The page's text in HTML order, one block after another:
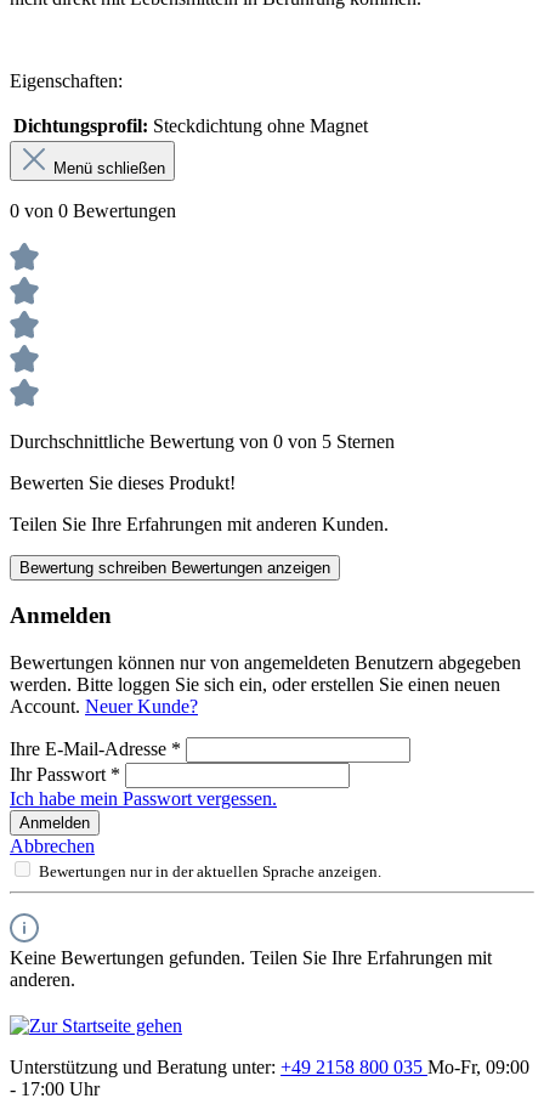
Eigenschaften:
Dichtungsprofil: Steckdichtung ohne Magnet
Menü schließen
0 von 0 Bewertungen
Durchschnittliche Bewertung von 0 von 5 Sternen
Bewerten Sie dieses Produkt!
Teilen Sie Ihre Erfahrungen mit anderen Kunden.
Bewertung schreiben Bewertungen anzeigen
Anmelden
Bewertungen können nur von angemeldeten Benutzern abgegeben
werden. Bitte loggen Sie sich ein, oder erstellen Sie einen neuen
Account. Neuer Kunde?
Ihre E-Mail-Adresse *
Ihr Passwort *
Ich habe mein Passwort vergessen.
Anmelden
Abbrechen
Bewertungen nur in der aktuellen Sprache anzeigen.
Keine Bewertungen gefunden. Teilen Sie Ihre Erfahrungen mit
anderen.
Unterstützung und Beratung unter: +49 2158 800 035 Mo-Fr, 09:00
- 17:00 Uhr